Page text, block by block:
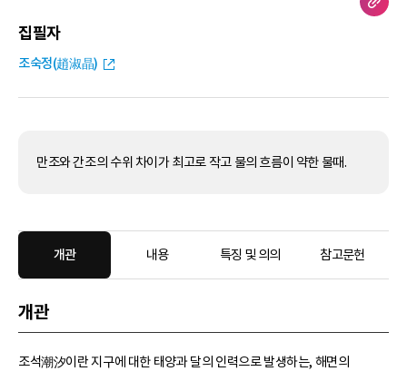
집필자
조숙정(趙淑晶)
만조와 간조의 수위 차이가 최고로 작고 물의 흐름이 약한 물때.
개관 내용 특징 및 의의 참고문헌
개관
조석潮汐이란 지구에 대한 태양과 달의 인력으로 발생하는, 해면의